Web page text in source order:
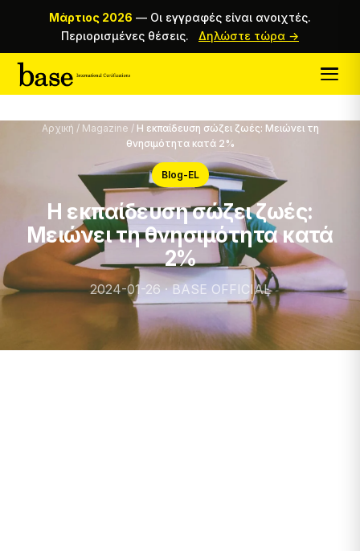
Μάρτιος 2026 — Οι εγγραφές είναι ανοιχτές.
Περιορισμένες θέσεις.
Δηλώστε τώρα →
Αρχική / Magazine / Η εκπαίδευση σώζει ζωές: Μειώνει τη
θνησιμότητα κατά 2%
Blog-EL
Η εκπαίδευση σώζει ζωές:
Μειώνει τη θνησιμότητα κατά
2%
2024-01-26 · BASE OFFICIAL